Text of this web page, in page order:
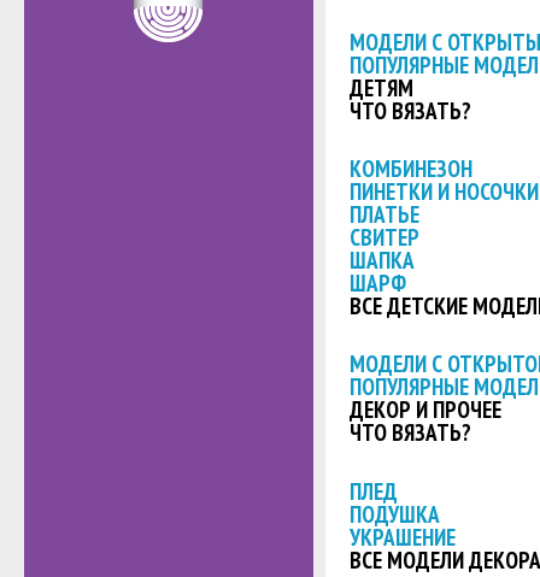
МОДЕЛИ С
ПОПУЛЯРНЫЕ
ДЕТЯМ
ЧТО ВЯЗАТЬ?
КОМБИНЕЗОН
ПИНЕТКИ И НОСОЧКИ
ПЛАТЬЕ
СВИТЕР
ШАПКА
ШАРФ
ВСЕ ДЕТСКИЕ
МОДЕЛИ С
ПОПУЛЯРНЫЕ
ДЕКОР И ПРОЧЕЕ
ЧТО ВЯЗАТЬ?
ПЛЕД
ПОДУШКА
УКРАШЕНИЕ
ВСЕ МОДЕЛИ ДЕКОРА